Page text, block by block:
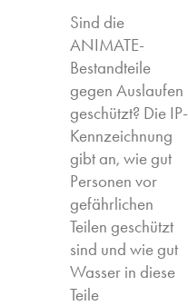
Sind die
ANIMATE-
Bestandteile
gegen Auslaufen
geschützt? Die IP-
Kennzeichnung
gibt an, wie gut
Personen vor
gefährlichen
Teilen geschützt
sind und wie gut
Wasser in diese
Teile